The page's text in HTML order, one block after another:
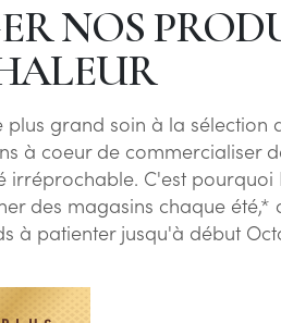
NOS
grand soin à la sélection
à coeur de commercialiser
irréprochable. C'est pourquoi
des magasins chaque été,*
à patienter jusqu'à début